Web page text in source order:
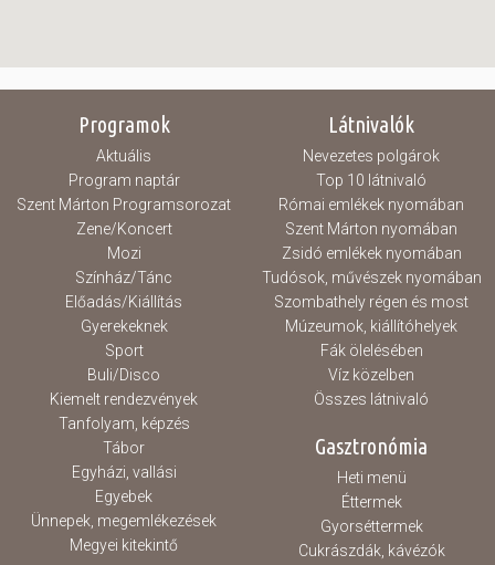
Programok
Aktuális
Program naptár
Szent Márton Programsorozat
Zene/Koncert
Mozi
Színház/Tánc
Előadás/Kiállítás
Gyerekeknek
Sport
Buli/Disco
Kiemelt rendezvények
Tanfolyam, képzés
Tábor
Egyházi, vallási
Egyebek
Ünnepek, megemlékezések
Megyei kitekintő
Látnivalók
Nevezetes polgárok
Top 10 látnivaló
Római emlékek nyomában
Szent Márton nyomában
Zsidó emlékek nyomában
Tudósok, művészek nyomában
Szombathely régen és most
Múzeumok, kiállítóhelyek
Fák ölelésében
Víz közelben
Összes látnivaló
Gasztronómia
Heti menü
Éttermek
Gyorséttermek
Cukrászdák, kávézók